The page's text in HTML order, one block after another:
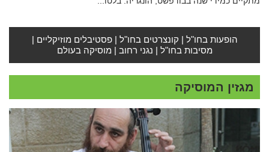
הופעות בחו"ל | קונצרטים בחו"ל |פסטיבלים מוזיקליים |
מסיבות בחו"ל | נגני רחוב | מוסיקה בעולם
מגזין המוסיקה